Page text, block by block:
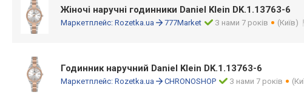
Жіночі наручні годинники Daniel Klein DK.1.13763-6
Маркетплейс: Rozetka.ua 777Market З нами 7 років (Київ)
Годинник наручний Daniel Klein DK.1.13763-6
Маркетплейс: Rozetka.ua CHRONOSHOP З нами 7 років